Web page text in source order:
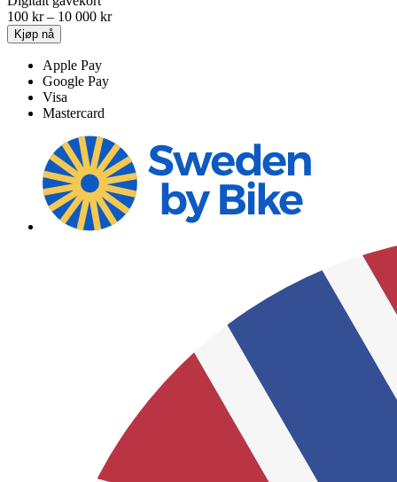
100 kr – 10 000 krPrisområde:
Kjøp nå
Apple Pay
Google Pay
Visa
Mastercard